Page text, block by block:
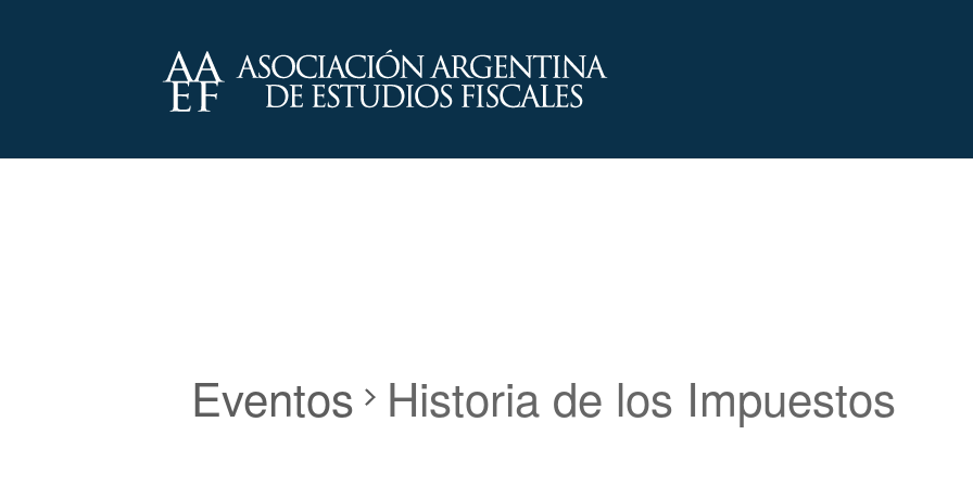
Eventos Historia de los Impuestos